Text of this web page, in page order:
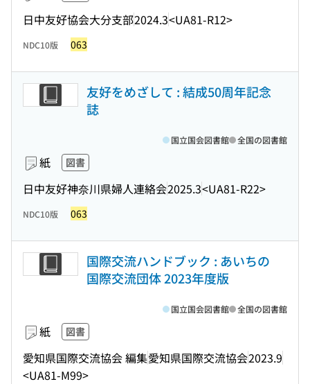
日中友好協会大分支部2024.3<UA81-R12>
NDC10版 063
友好をめざして : 結成50周年記念
誌
紙 図書
日中友好神奈川県婦人連絡会2025.3<UA81-R22>
国立国会図書館 全国の図書館
NDC10版 063
国際交流ハンドブック : あいちの
国際交流団体 2023年度版
紙 図書
愛知県国際交流協会 編集愛知県国際交流協会2023.9
<UA81-M99>
国立国会図書館 全国の図書館